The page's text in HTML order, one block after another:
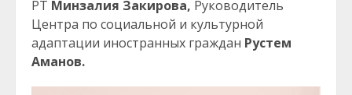
РТ Минзалия Закирова, Руководитель
Центра по социальной и культурной
адаптации иностранных граждан Рустем
Аманов.